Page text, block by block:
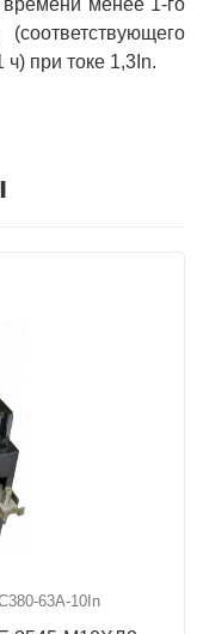
менее 1-го
ч) при токе 1,3In.
63А-10In